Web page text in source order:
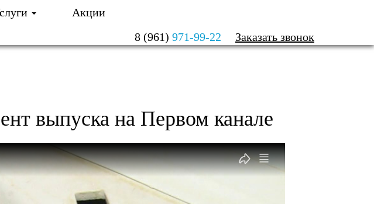
Акции
8 (961) 971-99-22 Заказать звонок
НА ПЕРВОМ КАНАЛЕ
выпуска на Первом канале